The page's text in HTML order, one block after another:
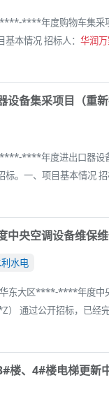
****-****年度购物车集采
本情况 招标人： 华润
设备集采项目（重
****-****年度进出口器设
。一、项目基本情况 招
中央空调设备维保
水电
华东大区****-****年度中
通过公开招标，已经完
楼、4#楼电梯更新